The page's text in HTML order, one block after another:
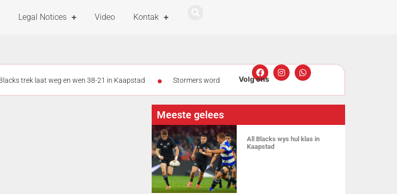
Legal Notices Video Kontak
trek laat weg en wen 38-21 in Kaapstad Stormers word
kans glip weg All Blacks slaan terug: Stormers nou sewe
Meeste gelees
All Blacks wys hul klas in
Kaapstad